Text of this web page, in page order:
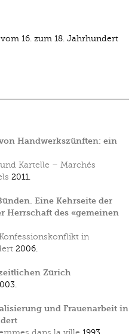
16. zum 18. Jahrhundert
Handwerkszünften: ein
Kartelle – Marchés
2011.
Eine Kehrseite der
Herrschaft des «gemeinen
in
2006.
Zürich
und Frauenarbeit in